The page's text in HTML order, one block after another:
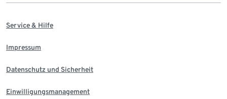
Service & Hilfe
Impressum
Datenschutz und Sicherheit
Einwilligungsmanagement